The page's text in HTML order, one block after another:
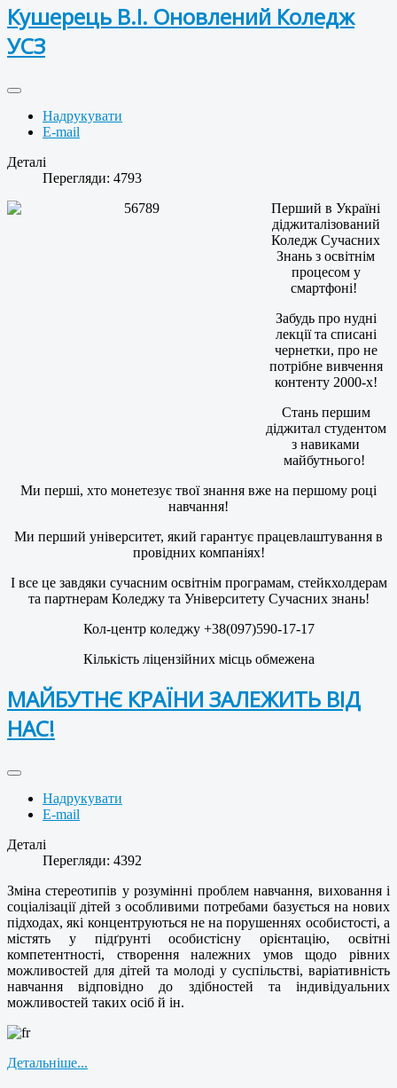
Кушерець В.І. Оновлений Коледж
УСЗ
Надрукувати
E-mail
Деталі
Перегляди: 4793
Перший в Україні
діджиталізований
Коледж Сучасних
Знань з освітнім
процесом у
смартфоні!
Забудь про нудні
лекції та списані
чернетки, про не
потрібне вивчення
контенту 2000-х!
Стань першим
діджитал студентом
з навиками
майбутнього!
Ми перші, хто монетезує твої знання вже на першому році
навчання!
Ми перший університет, який гарантує працевлаштування в
провідних компаніях!
І все це завдяки сучасним освітнім програмам, стейкхолдерам
та партнерам Коледжу та Університету Сучасних знань!
Кол-центр коледжу +38(097)590-17-17
Кількість ліцензійних місць обмежена
МАЙБУТНЄ КРАЇНИ ЗАЛЕЖИТЬ ВІД
НАС!
Надрукувати
E-mail
Деталі
Перегляди: 4392
Зміна стереотипів у розумінні проблем навчання, виховання і
соціалізації дітей з особливими потребами базується на нових
підходах, які концентруються не на порушеннях особистості, а
містять у підґрунті особистісну орієнтацію, освітні
компетентності, створення належних умов щодо рівних
можливостей для дітей та молоді у суспільстві, варіативність
навчання відповідно до здібностей та індивідуальних
можливостей таких осіб й ін.
Детальніше...